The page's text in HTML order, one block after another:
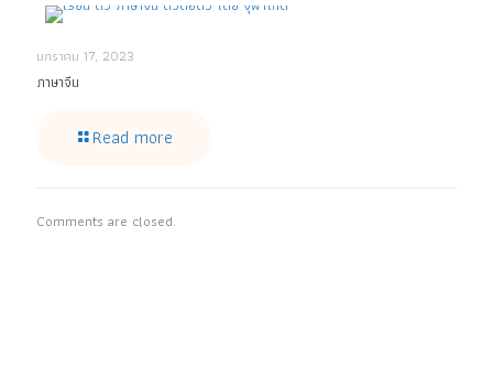
มกราคม 17, 2023
ภาษาจีน
Read more
Comments are closed.